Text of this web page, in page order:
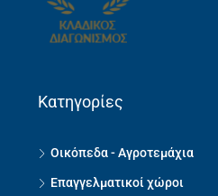
Κατηγορίες
Οικόπεδα - Αγροτεμάχια
Επαγγελματικοί χώροι